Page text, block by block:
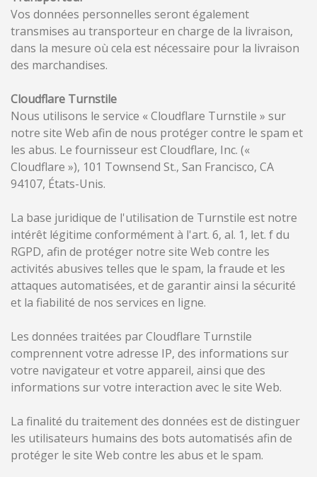
Vos données personnelles seront également
transmises au transporteur en charge de la livraison,
dans la mesure où cela est nécessaire pour la livraison
des marchandises.
Cloudflare Turnstile
Nous utilisons le service « Cloudflare Turnstile » sur
notre site Web afin de nous protéger contre le spam et
les abus. Le fournisseur est Cloudflare, Inc. («
Cloudflare »), 101 Townsend St., San Francisco, CA
94107, États-Unis.
La base juridique de l'utilisation de Turnstile est notre
intérêt légitime conformément à l'art. 6, al. 1, let. f du
RGPD, afin de protéger notre site Web contre les
activités abusives telles que le spam, la fraude et les
attaques automatisées, et de garantir ainsi la sécurité
et la fiabilité de nos services en ligne.
Les données traitées par Cloudflare Turnstile
comprennent votre adresse IP, des informations sur
votre navigateur et votre appareil, ainsi que des
informations sur votre interaction avec le site Web.
La finalité du traitement des données est de distinguer
les utilisateurs humains des bots automatisés afin de
protéger le site Web contre les abus et le spam.